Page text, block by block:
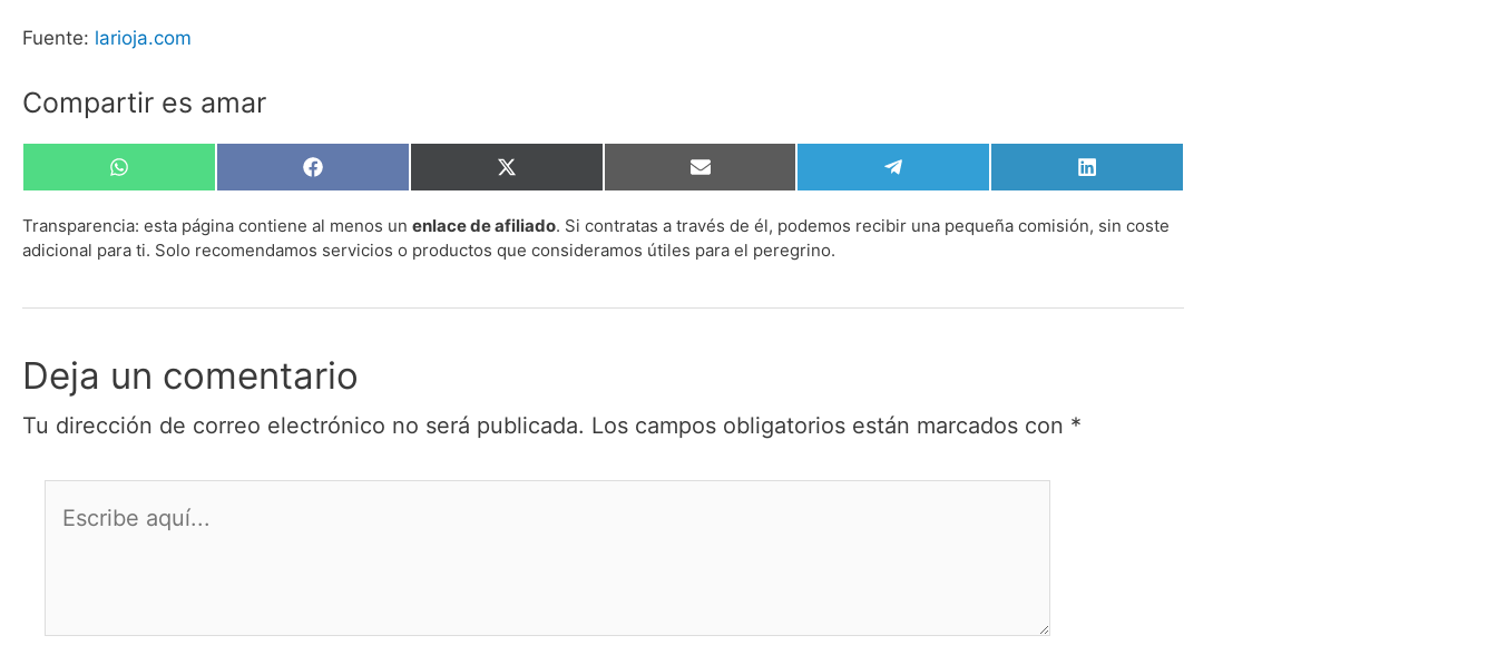
Fuente: larioja.com
Compartir es amar
Compartir
en
WhatsApp
Compartir
en
Facebook
Compartir
en
X
(Twitter)
Compartir
en
Email
Compartir
en
Telegram
Compartir
en
LinkedIn
Transparencia: esta página contiene al menos un enlace de afiliado. Si contratas a través de él, podemos recibir una pequeña comisión, sin coste
adicional para ti. Solo recomendamos servicios o productos que consideramos útiles para el peregrino.
Deja un comentario
Tu dirección de correo electrónico no será publicada. Los campos obligatorios están marcados con *